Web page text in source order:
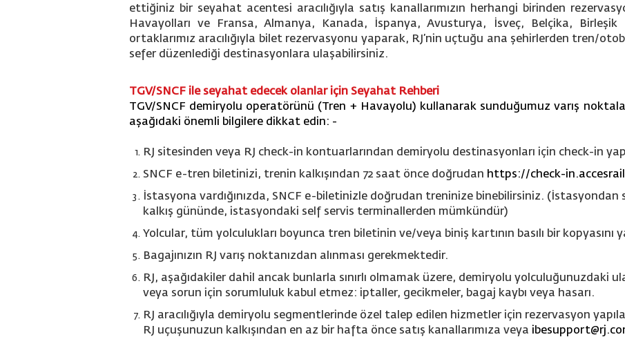
ettiğiniz bir seyahat acentesi aracılığıyla satış kanallarımızın herhangi birinden
Havayolları ve Fransa, Almanya, Kanada, İspanya, Avusturya, İsveç, Belçika, Birleşik
ortaklarımız aracılığıyla bilet rezervasyonu yaparak, RJ’nin uçtuğu ana şehirlerden tren/
sefer düzenlediği destinasyonlara ulaşabilirsiniz.
TGV/SNCF ile seyahat edecek olanlar için Seyahat Rehberi
TGV/SNCF demiryolu operatörünü (Tren + Havayolu) kullanarak sunduğumuz varış
aşağıdaki önemli bilgilere dikkat edin: -
RJ sitesinden veya RJ check-in kontuarlarından demiryolu destinasyonları için check-in
SNCF e-tren biletinizi, trenin kalkışından 72 saat önce doğrudan https://check-
İstasyona vardığınızda, SNCF e-biletinizle doğrudan treninize binebilirsiniz. (İstasyondan
kalkış gününde, istasyondaki self servis terminallerden mümkündür)
Yolcular, tüm yolculukları boyunca tren biletinin ve/veya biniş kartının basılı bir kopyasını
Bagajınızın RJ varış noktanızdan alınması gerekmektedir.
RJ, aşağıdakiler dahil ancak bunlarla sınırlı olmamak üzere, demiryolu yolculuğunuzdaki
veya sorun için sorumluluk kabul etmez: iptaller, gecikmeler, bagaj kaybı veya hasarı.
RJ aracılığıyla demiryolu segmentlerinde özel talep edilen hizmetler için rezervasyon
RJ uçuşunuzun kalkışından en az bir hafta önce satış kanallarımıza veya